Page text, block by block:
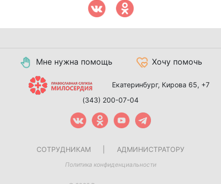
Мне нужна помощь Хочу помочь
Екатеринбург, Кирова 65, +7
(343) 200-07-04
СОТРУДНИКАМ АДМИНИСТРАТОРУ
Политика конфиденциальности